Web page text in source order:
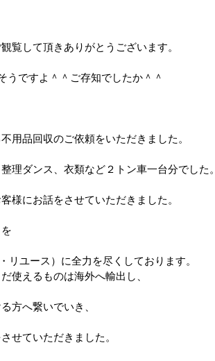
覧して頂きありがとうございます。
うですよ＾＾ご存知でしたか＾＾
用品回収のご依頼をいただきました。
理ダンス、衣類など２トン車一台分でした。
様にお話をさせていただきました。
リユース）に全力を尽くしております。
使えるものは海外へ輸出し、
方へ繋いでいき、
せていただきました。